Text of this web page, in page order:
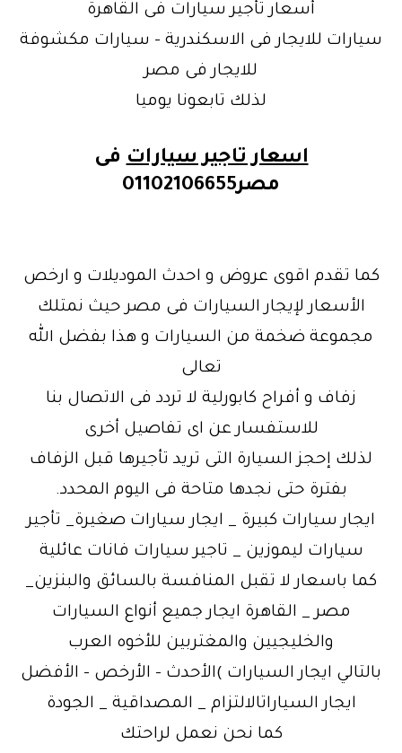
أسعار تأجير سيارات فى القاهرة
سيارات للايجار فى الاسكندرية – سيارات مكشوفة
للايجار فى مصر
لذلك تابعونا يوميا
اسعار تاجير سياراتفى
مصر01102106655
كما تقدم اقوى عروض و احدث الموديلات و ارخص
الأسعار لإيجار السيارات فى مصر حيث نمتلك
مجموعة ضخمة من السيارات و هذا بفضل الله
تعالى
زفاف و أفراح كابورلية لا تردد فى الاتصال بنا
للاستفسار عن اى تفاصيل أخرى
لذلك إحجز السيارة التى تريد تأجيرها قبل الزفاف
بفترة حتى نجدها متاحة فى اليوم المحدد.
ايجار سيارات كبيرة _ ايجار سيارات صغيرة_ تأجير
سيارات ليموزين _ تاجير سيارات فانات عائلية
كما باسعار لا تقبل المنافسة بالسائق والبنزين_
مصر _ القاهرة ايجار جميع أنواع السيارات
والخليجيين والمغتربين للأخوه العرب
بالتالي ايجار السيارات )الأحدث – الأرخص – الأفضل
ايجار السياراتالالتزام _ المصداقية _ الجودة
كما نحن نعمل لراحتك